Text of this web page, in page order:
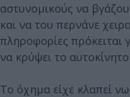
αστυνομικούς να
και να του περνάνε
πληροφορίες πρόκειται
να κρύψει το
Το όχημα είχε κλαπεί